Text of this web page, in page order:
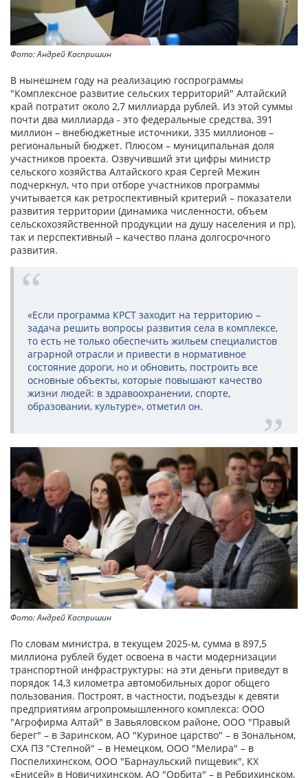
Фото: Андрей Каспришин
В нынешнем году на реализацию госпрограммы
"Комплексное развитие сельских территорий" Алтайский
край потратит около 2,7 миллиарда рублей. Из этой суммы
почти два миллиарда - это федеральные средства, 391
миллион – внебюджетные источники, 335 миллионов –
региональный бюджет. Плюсом – муниципальная доля
участников проекта. Озвучивший эти цифры министр
сельского хозяйства Алтайского края Сергей Межин
подчеркнул, что при отборе участников программы
учитывается как ретроспективный критерий – показатели
развития территории (динамика численности, объем
сельскохозяйственной продукции на душу населения и пр),
так и перспективный – качество плана долгосрочного
развития.
«Если программа КРСТ заходит на территорию –
задача решить вопросы развития села в комплексе,
то есть не только обеспечить жильем специалистов
аграрной отрасли и привести в нормативное
состояние дороги, но и обновить, построить все
основные объекты, которые повышают качество
жизни людей: в здравоохранении, спорте,
образовании, культуре», отметил он.
Фото: Андрей Каспришин
По словам министра, в текущем 2025-м, сумма в 897,5
миллиона рублей будет освоена в части модернизации
транспортной инфраструктуры: на эти деньги приведут в
порядок 14,3 километра автомобильных дорог общего
пользования. Построят, в частности, подъезды к девяти
предприятиям агропромышленного комплекса: ООО
"Агрофирма Алтай" в Завьяловском районе, ООО "Правый
берег" – в Заринском, АО "Куриное царство" – в Зональном,
СХА ПЗ "Степной" – в Немецком, ООО "Мелира" – в
Поспелихинском, ООО "Барнаульский пищевик", КХ
«Енисей» в Новичихинском, АО "Орбита" – в Ребрихинском,